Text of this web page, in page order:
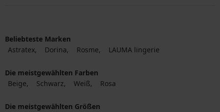
Beliebteste Marken
Astratex
Dorina Rosme LAUMA lingerie
Die meistgewählten Farben
Beige
Schwarz Weiß Rosa
Die meistgewählten Größen